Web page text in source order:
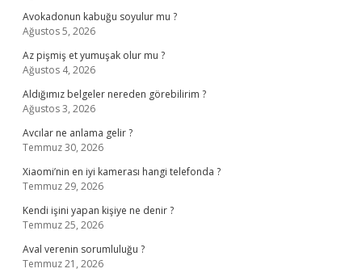
Avokadonun kabuğu soyulur mu ?
Ağustos 5, 2026
Az pişmiş et yumuşak olur mu ?
Ağustos 4, 2026
Aldığımız belgeler nereden görebilirim ?
Ağustos 3, 2026
Avcılar ne anlama gelir ?
Temmuz 30, 2026
Xiaomi’nin en iyi kamerası hangi telefonda ?
Temmuz 29, 2026
Kendi işini yapan kişiye ne denir ?
Temmuz 25, 2026
Aval verenin sorumluluğu ?
Temmuz 21, 2026